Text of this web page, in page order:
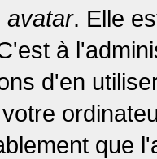
avatar. Elle
à
d'en
que